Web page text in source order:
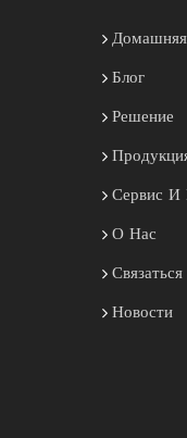
Блог
Решение
Сервис И
О Нас
Новости